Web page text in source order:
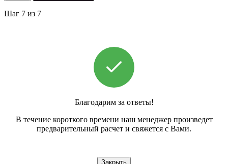
Шаг 7 из 7
Благодарим за ответы!
В течение короткого времени наш менеджер произведет
предварительный расчет и свяжется с Вами.
Закрыть